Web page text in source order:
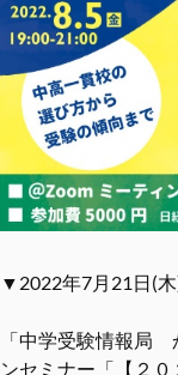
▼2022年7月21日(
「中学受験情報局
ンセミナー「【２